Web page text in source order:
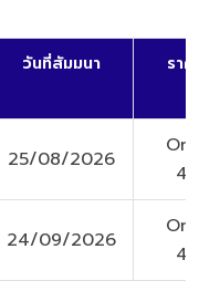
วันที่สัมมนา รา
25/08/2026
24/09/2026